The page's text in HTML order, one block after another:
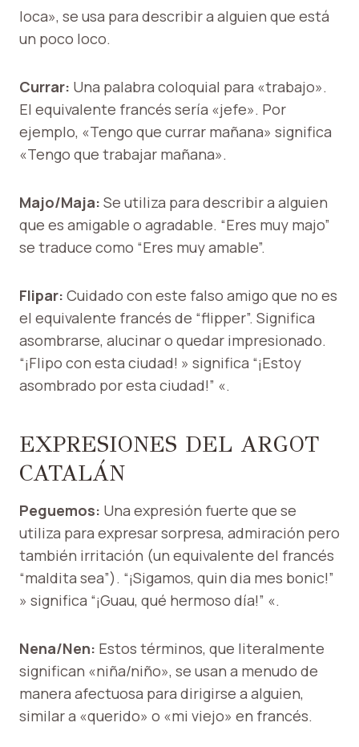
loca», se usa para describir a alguien que está
un poco loco.
Currar: Una palabra coloquial para «trabajo».
El equivalente francés sería «jefe». Por
ejemplo, «Tengo que currar mañana» significa
«Tengo que trabajar mañana».
Majo/Maja: Se utiliza para describir a alguien
que es amigable o agradable. “Eres muy majo”
se traduce como “Eres muy amable”.
Flipar: Cuidado con este falso amigo que no es
el equivalente francés de “flipper”. Significa
asombrarse, alucinar o quedar impresionado.
“¡Flipo con esta ciudad! » significa “¡Estoy
asombrado por esta ciudad!” «.
EXPRESIONES DEL ARGOT
CATALÁN
Peguemos: Una expresión fuerte que se
utiliza para expresar sorpresa, admiración pero
también irritación (un equivalente del francés
“maldita sea”). “¡Sigamos, quin dia mes bonic!”
» significa “¡Guau, qué hermoso día!” «.
Nena/Nen: Estos términos, que literalmente
significan «niña/niño», se usan a menudo de
manera afectuosa para dirigirse a alguien,
similar a «querido» o «mi viejo» en francés.